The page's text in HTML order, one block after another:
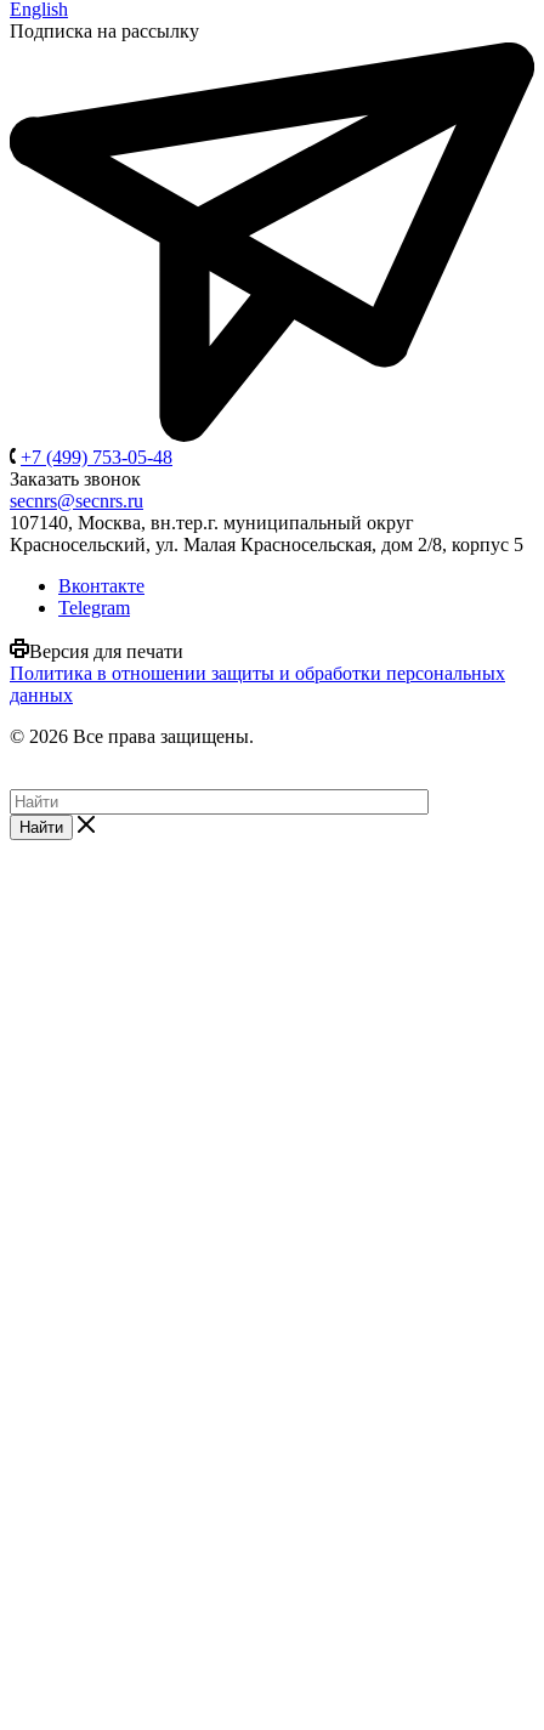
English
Подписка на рассылку
+7 (499) 753-05-48
Заказать звонок
secnrs@secnrs.ru
107140, Москва, вн.тер.г. муниципальный округ
Красносельский, ул. Малая Красносельская, дом 2/8, корпус 5
Вконтакте
Telegram
Версия для печати
Политика в отношении защиты и обработки персональных
данных
© 2026 Все права защищены.
Найти